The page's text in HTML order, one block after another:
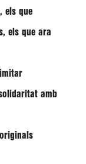
els que
els que ara
amb